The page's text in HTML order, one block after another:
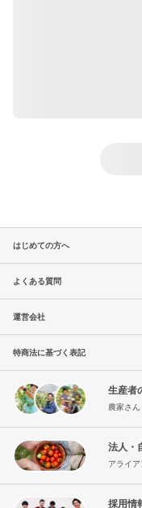
はじめての方へ
よくある質問
運営会社
特商法に基づく表記
生産者
農家さ
法人・
アライ
採用情